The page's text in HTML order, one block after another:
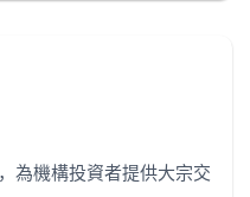
為機構投資者提供大宗交